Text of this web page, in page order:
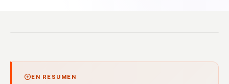
EN RESUMEN